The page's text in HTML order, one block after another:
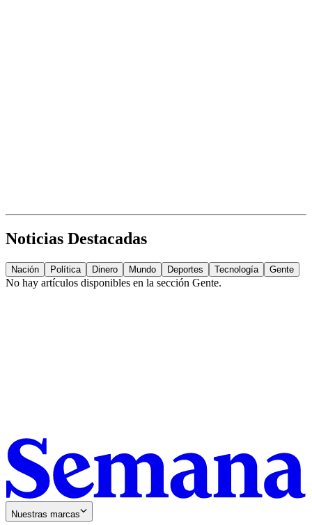
Noticias Destacadas
Nación Política Dinero Mundo Deportes Tecnología Gente
No hay artículos disponibles en la sección Gente.
Nuestras marcas